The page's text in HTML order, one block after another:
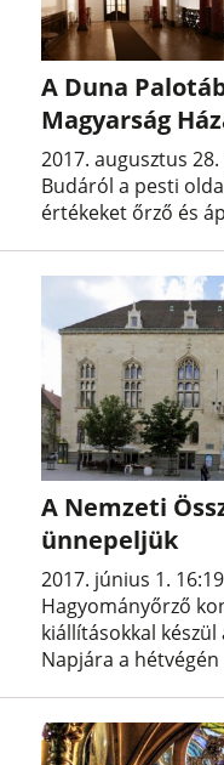
A Duna
Magyarság
2017. augusztus 28.
Budáról a pesti
értékeket őrző és
A Nemzeti
ünnepeljük
2017. június 1. 16:19
Hagyományőrző
kiállításokkal
Napjára a hétvégén